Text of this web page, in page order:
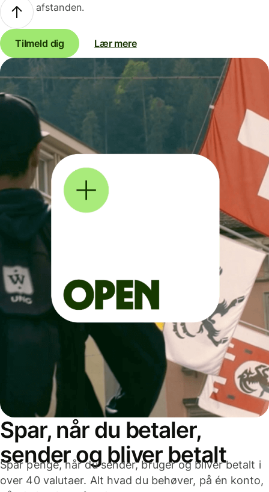
afstanden.
Tilmeld dig Lær mere
Spar, når du betaler,
sender og bliver betalt
Spar penge, når du sender, bruger og bliver betalt i
over 40 valutaer. Alt hvad du behøver, på én konto,